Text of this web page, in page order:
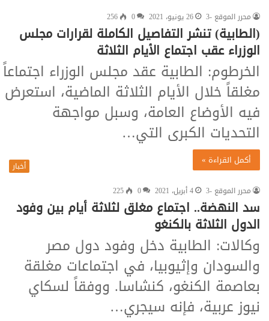
محرر الموقع -3
26 يونيو، 2021 0
256
(الطابية) تنشر التفاصيل الكاملة لقرارات مجلس
الوزراء عقب اجتماع الأيام الثلاثة
الخرطوم: الطابية عقد مجلس الوزراء اجتماعاً
مغلقاً خلال الأيام الثلاثة الماضية، استعرض
فيه الأوضاع العامة، وسبل مواجهة
التحديات الكبرى التي…
أكمل القراءة »
أخبار
محرر الموقع -3
4 أبريل، 2021 0
225
سد النهضة.. اجتماع مغلق لثلاثة أيام بين وفود
الدول الثلاثة بالكنغو
وكالات: الطابية دخل وفود دول مصر
والسودان وإثيوبيا، في اجتماعات مغلقة
بعاصمة الكنغو، كنشاسا. ووفقاً لسكاي
نيوز عربية، فإنه سيجري…